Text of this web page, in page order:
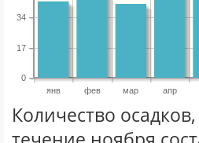
янв фев мар апр
0
17
34
Количество